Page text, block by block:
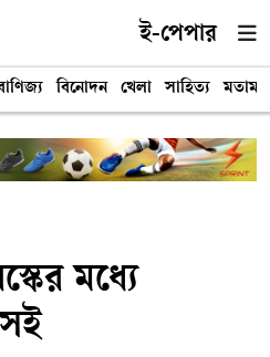
ই-পেপার
বিনোদন খেলা সাহিত্য মতামত
মধ্যে